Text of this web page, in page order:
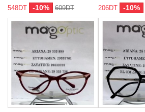
548DT -10% 609DT 206DT -10%